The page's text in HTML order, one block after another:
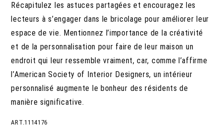
Récapitulez les astuces partagées et encouragez les
lecteurs à s’engager dans le bricolage pour améliorer leur
espace de vie. Mentionnez l’importance de la créativité
et de la personnalisation pour faire de leur maison un
endroit qui leur ressemble vraiment, car, comme l’affirme
l’American Society of Interior Designers, un intérieur
personnalisé augmente le bonheur des résidents de
manière significative.
ART.1114176